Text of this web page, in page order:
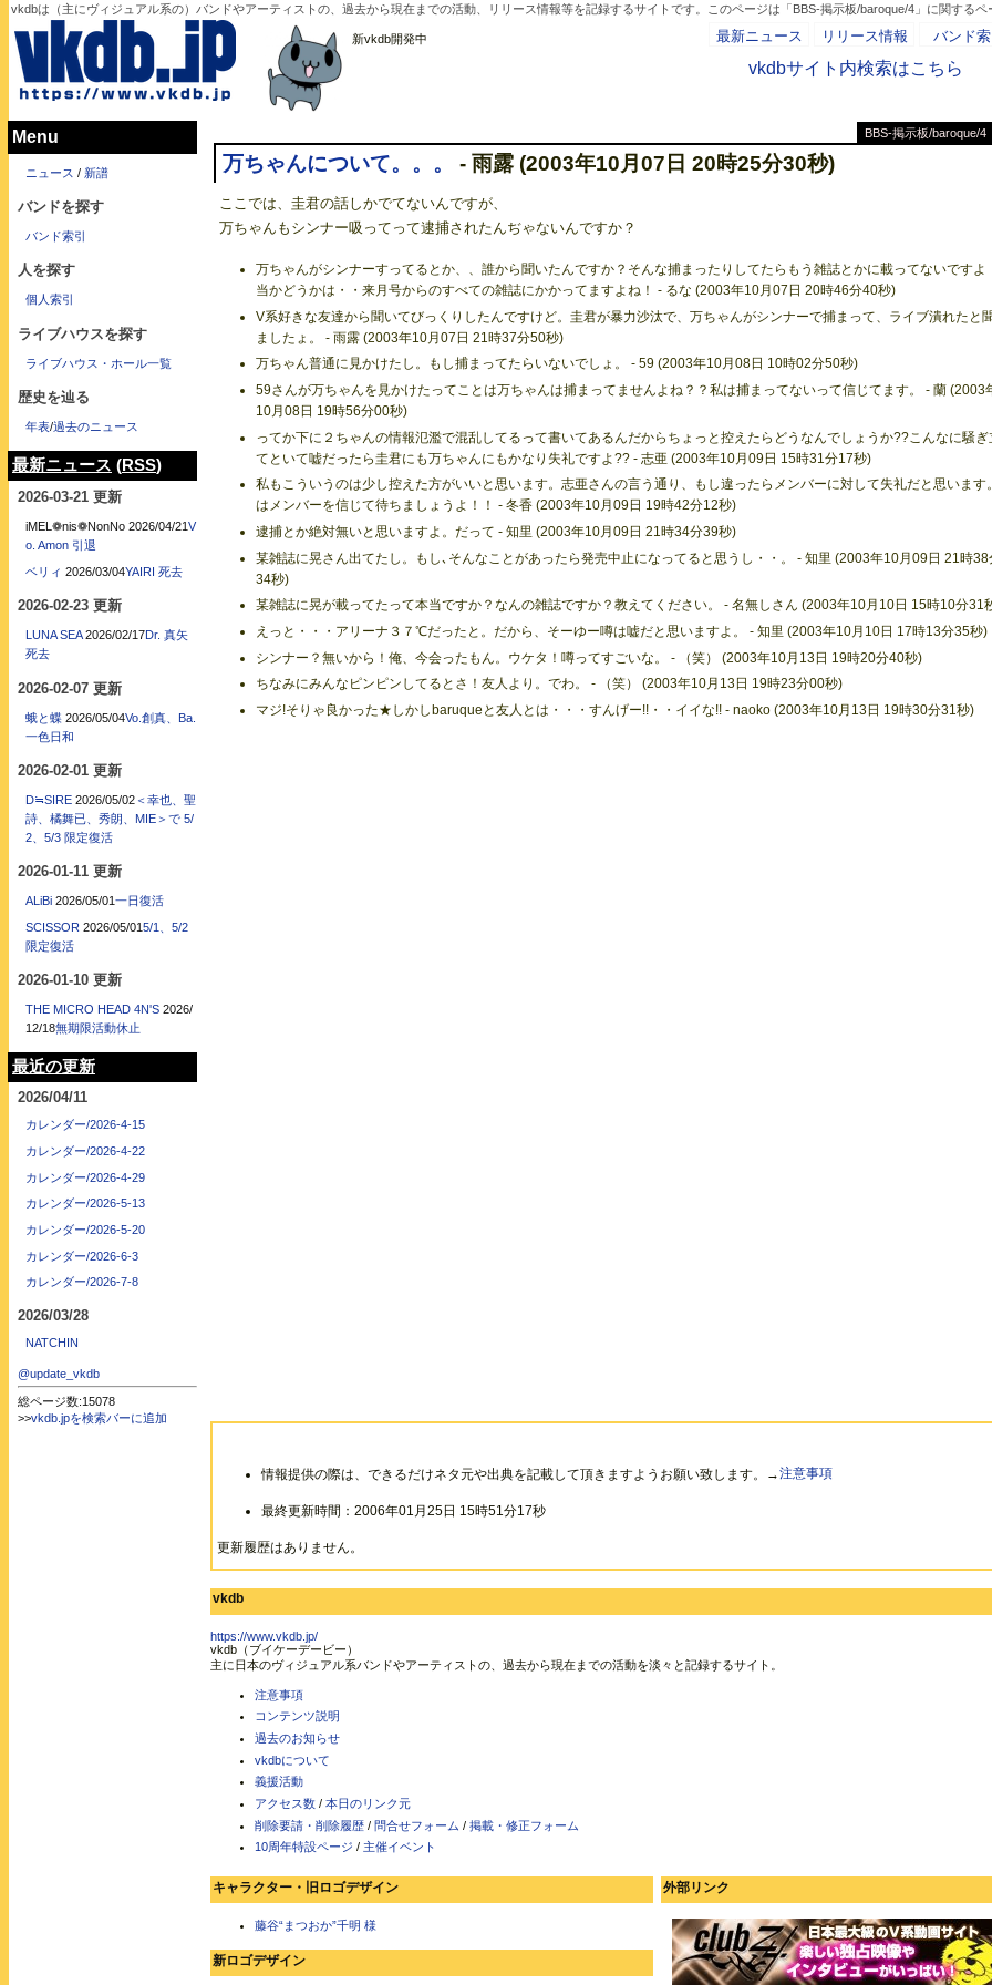
vkdbは（主にヴィジュアル系の）バンドやアーティストの、過去から現在までの活動、リリース情報等を記録するサイトです。このページは「BBS-掲示板/baroque/4」に関するペ
新vkdb開発中 最新ニュース リリース情報 バンド
vkdbサイト内検索はこちら
BBS-掲示板/baroque/4
万ちゃんについて。。。 - 雨露 (2003年10月07日 20時25分30秒)
ここでは、圭君の話しかでてないんですが、
万ちゃんもシンナー吸ってって逮捕されたんぢゃないんですか？
万ちゃんがシンナーすってるとか、、誰から聞いたんですか？そんな捕まったりしてたらもう雑誌とかに載ってないですよ
当かどうかは・・来月号からのすべての雑誌にかかってますよね！ - るな (2003年10月07日 20時46分40秒)
V系好きな友達から聞いてびっくりしたんですけど。圭君が暴力沙汰で、万ちゃんがシンナーで捕まって、ライブ潰れたと
ましたょ。 - 雨露 (2003年10月07日 21時37分50秒)
万ちゃん普通に見かけたし。もし捕まってたらいないでしょ。 - 59 (2003年10月08日 10時02分50秒)
59さんが万ちゃんを見かけたってことは万ちゃんは捕まってませんよね？？私は捕まってないって信じてます。 - 蘭 (2003
10月08日 19時56分00秒)
ってか下に２ちゃんの情報氾濫で混乱してるって書いてあるんだからちょっと控えたらどうなんでしょうか??こんなに騒ぎ
てといて嘘だったら圭君にも万ちゃんにもかなり失礼ですよ?? - 志亜 (2003年10月09日 15時31分17秒)
私もこういうのは少し控えた方がいいと思います。志亜さんの言う通り、もし違ったらメンバーに対して失礼だと思います
はメンバーを信じて待ちましょうよ！！ - 冬香 (2003年10月09日 19時42分12秒)
逮捕とか絶対無いと思いますよ。だって - 知里 (2003年10月09日 21時34分39秒)
某雑誌に晃さん出てたし。もし､そんなことがあったら発売中止になってると思うし・・。 - 知里 (2003年10月09日 21時38
34秒)
某雑誌に晃が載ってたって本当ですか？なんの雑誌ですか？教えてください。 - 名無しさん (2003年10月10日 15時10分31
えっと・・・アリーナ３７℃だったと。だから、そーゆー噂は嘘だと思いますよ。 - 知里 (2003年10月10日 17時13分35秒)
シンナー？無いから！俺、今会ったもん。ウケタ！噂ってすごいな。 - （笑） (2003年10月13日 19時20分40秒)
ちなみにみんなピンピンしてるとさ！友人より。でわ。 - （笑） (2003年10月13日 19時23分00秒)
マジ!そりゃ良かった★しかしbaruqueと友人とは・・・すんげー!!・・イイな!! - naoko (2003年10月13日 19時30分31秒)
情報提供の際は、できるだけネタ元や出典を記載して頂きますようお願い致します。→注意事項
最終更新時間：2006年01月25日 15時51分17秒
更新履歴はありません。
vkdb
https://www.vkdb.jp/
vkdb（ブイケーデービー）
主に日本のヴィジュアル系バンドやアーティストの、過去から現在までの活動を淡々と記録するサイト。
注意事項
コンテンツ説明
過去のお知らせ
vkdbについて
義援活動
アクセス数 / 本日のリンク元
削除要請・削除履歴 / 問合せフォーム / 掲載・修正フォーム
10周年特設ページ / 主催イベント
キャラクター・旧ロゴデザイン
藤谷“まつおか”千明 様
新ロゴデザイン
外部リンク
Menu
ニュース / 新譜
バンドを探す
バンド索引
人を探す
個人索引
ライブハウスを探す
ライブハウス・ホール一覧
歴史を辿る
年表/過去のニュース
最新ニュース (RSS)
2026-03-21 更新
iMEL❁nis❁NonNo 2026/04/21 V
o. Amon 引退
ベリィ 2026/03/04YAIRI 死去
2026-02-23 更新
LUNA SEA 2026/02/17Dr. 真矢
死去
2026-02-07 更新
蛾と蝶 2026/05/04Vo.創真、Ba.
一色日和
2026-02-01 更新
D≒SIRE 2026/05/02＜幸也、聖
詩、橘舞已、秀朗、MIE＞で 5/
2、5/3 限定復活
2026-01-11 更新
ALiBi 2026/05/01一日復活
SCISSOR 2026/05/015/1、5/2
限定復活
2026-01-10 更新
THE MICRO HEAD 4N'S 2026/
12/18無期限活動休止
最近の更新
2026/04/11
カレンダー/2026-4-15
カレンダー/2026-4-22
カレンダー/2026-4-29
カレンダー/2026-5-13
カレンダー/2026-5-20
カレンダー/2026-6-3
カレンダー/2026-7-8
2026/03/28
NATCHIN
@update_vkdb
総ページ数:15078
>>vkdb.jpを検索バーに追加